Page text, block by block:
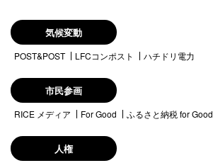
気候変動
POST&POST LFCコンポスト ハチドリ電力
市民参画
RICE メディア For Good ふるさと納税 for Good
人権